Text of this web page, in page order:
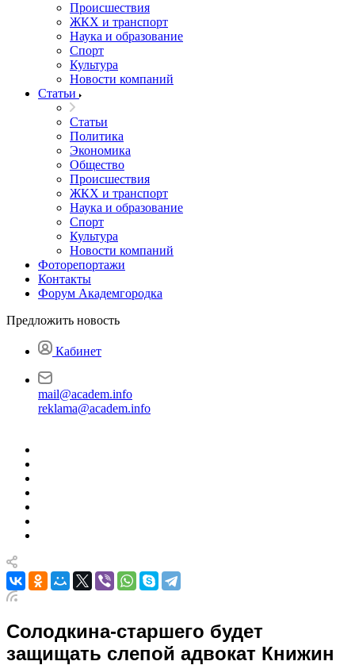
Происшествия
ЖКХ и транспорт
Наука и образование
Спорт
Культура
Новости компаний
Статьи
Статьи
Политика
Экономика
Общество
Происшествия
ЖКХ и транспорт
Наука и образование
Спорт
Культура
Новости компаний
Фоторепортажи
Контакты
Форум Академгородка
Предложить новость
Кабинет
mail@academ.info
reklama@academ.info
Солодкина-старшего будет
защищать слепой адвокат Книжин